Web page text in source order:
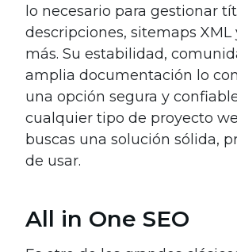
lo necesario para gestionar
descripciones, sitemaps XML
más. Su estabilidad,
amplia documentación lo
una opción segura y
cualquier tipo de proyecto
buscas una solución sólida,
de usar.
All in One SEO